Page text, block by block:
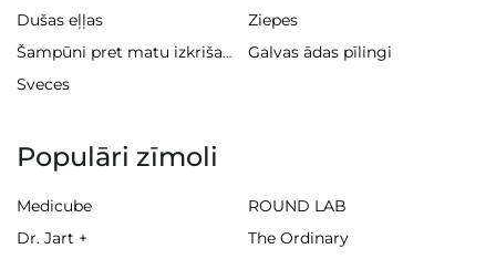
Dušas eļļas
Ziepes
Šampūni pret matu izkrišanu
Galvas ādas pīlingi
Sveces
Populāri zīmoli
Medicube
ROUND LAB
Dr. Jart +
The Ordinary